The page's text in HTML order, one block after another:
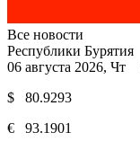
Все новости
Республики Бурятия
06 августа 2026, Чт
$ 80.9293
€ 93.1901